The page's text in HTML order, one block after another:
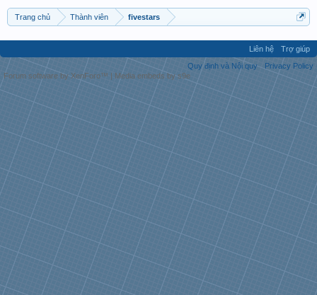
Trang chủ Thành viên fivestars
Liên hệ
Trợ giúp
Quy định và Nội quy
Privacy Policy
Forum software by XenForo™ | Media embeds by s9e